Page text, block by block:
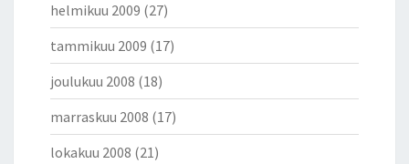
helmikuu 2009 (27)
tammikuu 2009 (17)
joulukuu 2008 (18)
marraskuu 2008 (17)
lokakuu 2008 (21)